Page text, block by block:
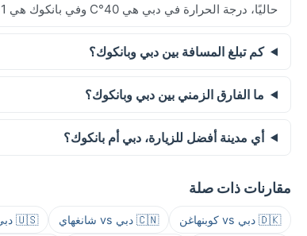
حاليًا، درجة الحرارة في دبي هي 40°C وفي بانكوك هي 31°C.
كم تبلغ المسافة بين دبي وبانكوك؟
ما الفارق الزمني بين دبي وبانكوك؟
أي مدينة أفضل للزيارة، دبي أم بانكوك؟
مقارنات ذات صلة
🇩🇰 دبي vs كوبنهاغن 🇨🇳 دبي vs شانغهاي 🇺🇸 دبي vs سان فرانسيسكو